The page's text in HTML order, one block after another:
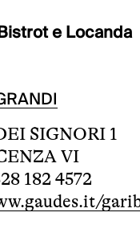
e Locanda
SIGNORI 1
VI
182 4572